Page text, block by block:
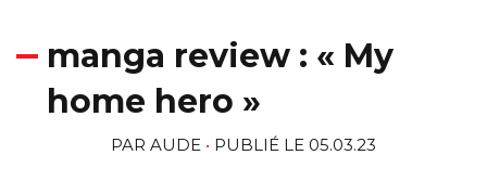
manga review : «­ My
home hero »
PAR AUDE PUBLIÉ LE 05.03.23